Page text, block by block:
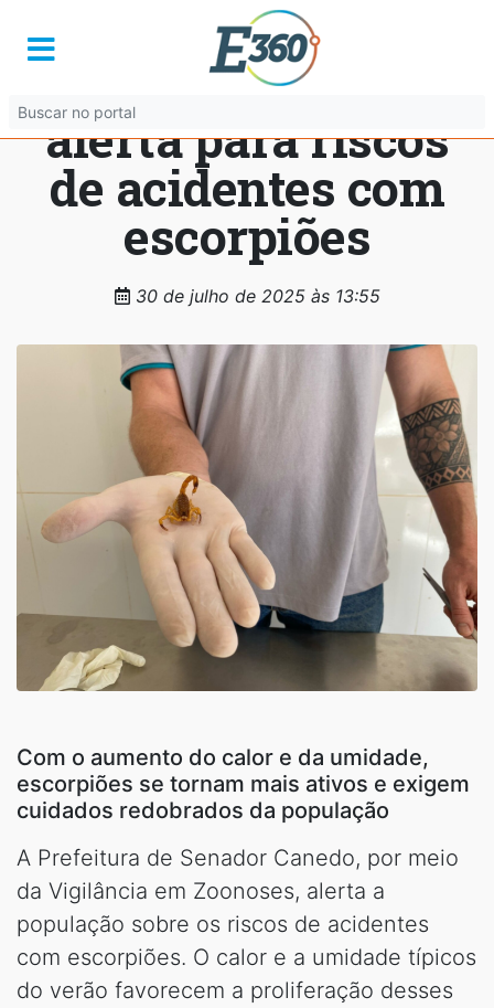
Prefeitura de
Senador Canedo
alerta para riscos
de acidentes com
escorpiões
30 de julho de 2025 às 13:55
Com o aumento do calor e da umidade,
escorpiões se tornam mais ativos e exigem
cuidados redobrados da população
A Prefeitura de Senador Canedo, por meio
da Vigilância em Zoonoses, alerta a
população sobre os riscos de acidentes
com escorpiões. O calor e a umidade típicos
do verão favorecem a proliferação desses